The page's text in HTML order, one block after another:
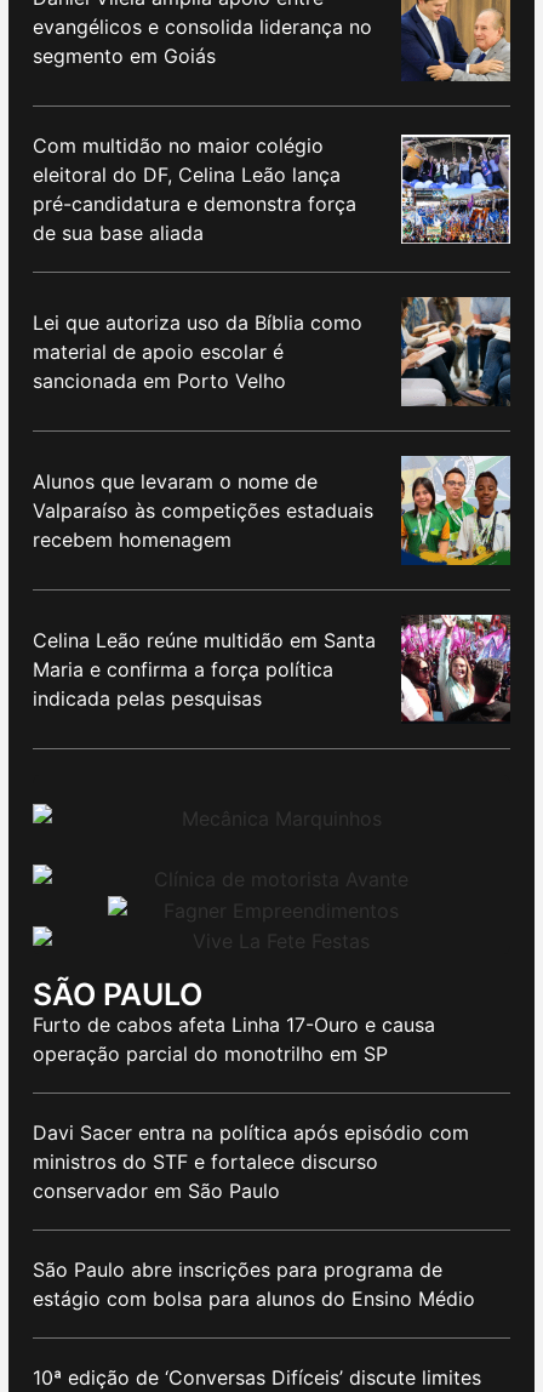
evangélicos e consolida liderança no
segmento em Goiás
Com multidão no maior colégio
eleitoral do DF, Celina Leão lança
pré-candidatura e demonstra força
de sua base aliada
Lei que autoriza uso da Bíblia como
material de apoio escolar é
sancionada em Porto Velho
Alunos que levaram o nome de
Valparaíso às competições estaduais
recebem homenagem
Celina Leão reúne multidão em Santa
Maria e confirma a força política
indicada pelas pesquisas
SÃO PAULO
Furto de cabos afeta Linha 17-Ouro e causa
operação parcial do monotrilho em SP
Davi Sacer entra na política após episódio com
ministros do STF e fortalece discurso
conservador em São Paulo
São Paulo abre inscrições para programa de
estágio com bolsa para alunos do Ensino Médio
10ª edição de ‘Conversas Difíceis’ discute limites